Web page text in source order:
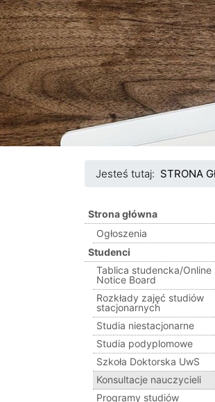
Jesteś tutaj: STRONA
Strona główna
Ogłoszenia
Studenci
Tablica studencka/Online
Notice Board
Rozkłady zajęć studiów
stacjonarnych
Studia niestacjonarne
Studia podyplomowe
Szkoła Doktorska UwS
Konsultacje nauczycieli
Programy studiów